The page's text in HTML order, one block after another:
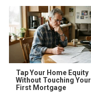
Tap Your Home Equity
Without Touching Your
First Mortgage